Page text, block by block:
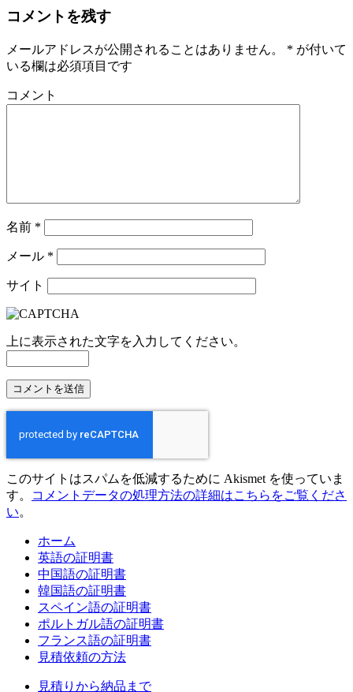
コメントを残す
メールアドレスが公開されることはありません。 * が付いて
いる欄は必須項目です
コメント
名前 *
メール *
サイト
上に表示された文字を入力してください。
このサイトはスパムを低減するために Akismet を使っていま
す。
コメントデータの処理方法の詳細はこちらをご覧くださ
い。
ホーム
英語の証明書
中国語の証明書
韓国語の証明書
スペイン語の証明書
ポルトガル語の証明書
フランス語の証明書
見積依頼の方法
見積りから納品まで